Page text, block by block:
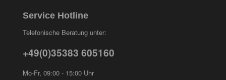
Service Hotline
Telefonische Beratung unter:
+49(0)35383 605160
Mo-Fr, 09:00 - 15:00 Uhr